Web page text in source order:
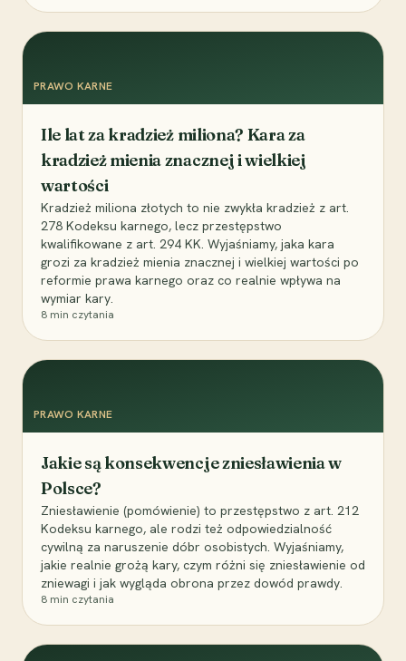
PRAWO KARNE
Ile lat za kradzież miliona? Kara za
kradzież mienia znacznej i wielkiej
wartości
Kradzież miliona złotych to nie zwykła kradzież z art.
278 Kodeksu karnego, lecz przestępstwo
kwalifikowane z art. 294 KK. Wyjaśniamy, jaka kara
grozi za kradzież mienia znacznej i wielkiej wartości po
reformie prawa karnego oraz co realnie wpływa na
wymiar kary.
8 min czytania
PRAWO KARNE
Jakie są konsekwencje zniesławienia w
Polsce?
Zniesławienie (pomówienie) to przestępstwo z art. 212
Kodeksu karnego, ale rodzi też odpowiedzialność
cywilną za naruszenie dóbr osobistych. Wyjaśniamy,
jakie realnie grożą kary, czym różni się zniesławienie od
zniewagi i jak wygląda obrona przez dowód prawdy.
8 min czytania